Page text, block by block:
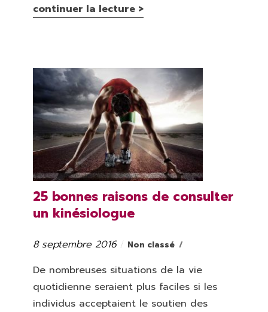
continuer la lecture >
25 bonnes raisons de consulter
un kinésiologue
Publié
8 septembre 2016 Catégories
Non classé
De nombreuses situations de la vie
quotidienne seraient plus faciles si les
individus acceptaient le soutien des